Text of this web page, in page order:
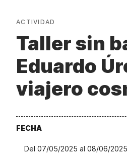
ACTIVIDAD
Taller sin
Eduardo
viajero
FECHA
Del 07/05/2025 al 08/06/2025